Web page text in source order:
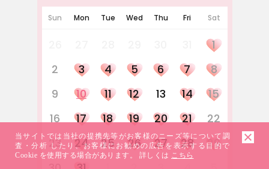
Sun Mon Tue Wed Thu Fri Sat
1
2
3 4 5 6 7
8
9
10 11 12 13 14
15
16
17 18 19 20 21
22
23
24 25 26 27 28
29
当サイトでは当社の提携先等がお客様のニーズ等について調
査・分析 したり、お客様にお勧めの広告を表示する目的で
Cookie を使用する場合があります。 詳しくは こちら